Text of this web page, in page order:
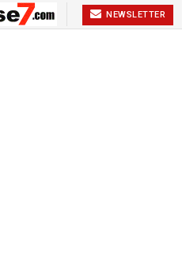
NEWSLETTER